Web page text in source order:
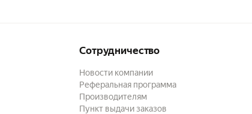
Сотрудничество
Новости компании
Реферальная программа
Производителям
Пункт выдачи заказов